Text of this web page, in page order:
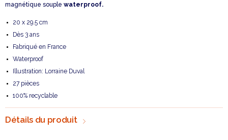
magnétique souple waterproof.
20 x 29.5 cm
Dès 3 ans
Fabriqué en France
Waterproof
Illustration: Lorraine Duval
27 pièces
100% recyclable
Détails du produit